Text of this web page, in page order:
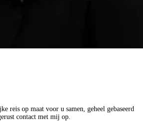
reis op maat voor u samen, geheel gebaseerd
contact met mij op.